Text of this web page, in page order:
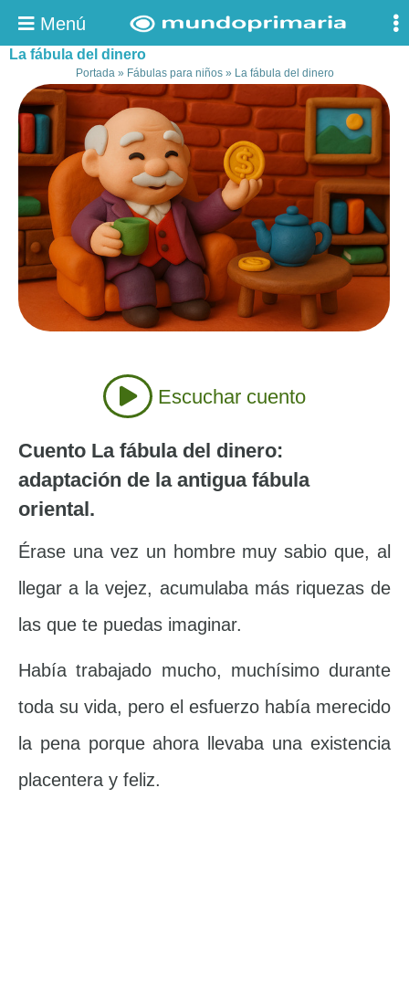
Menú
La fábula del dinero
Portada» Fábulas para niños» La fábula del dinero
Escuchar cuento
Cuento La fábula del dinero:
adaptación de la antigua fábula
oriental.
Érase una vez un hombre muy sabio que, al
llegar a la vejez, acumulaba más riquezas de
las que te puedas imaginar.
Había trabajado mucho, muchísimo durante
toda su vida, pero el esfuerzo había merecido
la pena porque ahora llevaba una existencia
placentera y feliz.